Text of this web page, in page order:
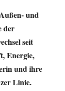
und
der
seit
Energie,
und ihre
Linie.